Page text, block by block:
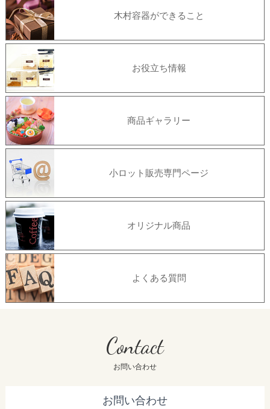
木村容器ができること
お役立ち情報
商品ギャラリー
小ロット販売専門ページ
オリジナル商品
よくある質問
Contact
お問い合わせ
お問い合わせ